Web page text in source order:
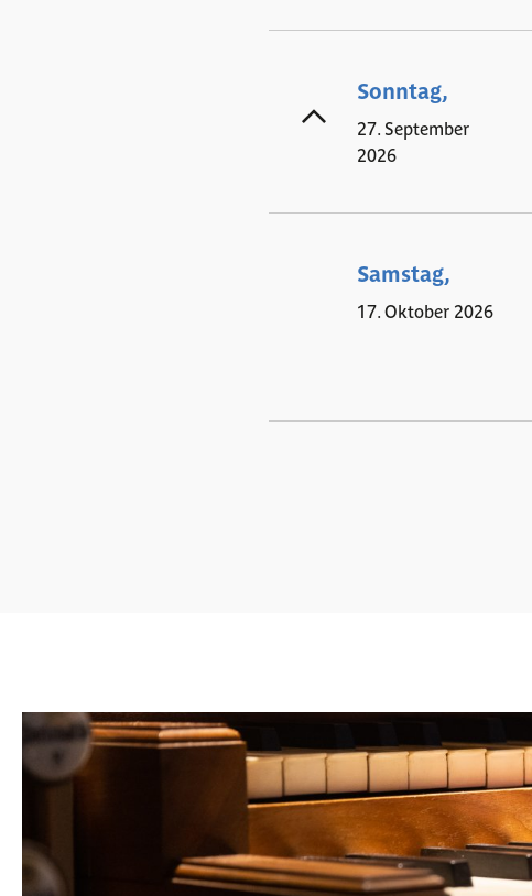
Sonntag,
27. September
2026
Samstag,
17. Oktober 2026